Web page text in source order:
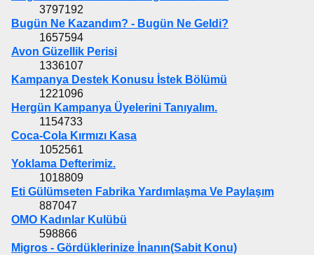
3797192
Bugün Ne Kazandım? - Bugün Ne Geldi?
1657594
Avon Güzellik Perisi
1336107
Kampanya Destek Konusu İstek Bölümü
1221096
Hergün Kampanya Üyelerini Tanıyalım.
1154733
Coca-Cola Kırmızı Kasa
1052561
Yoklama Defterimiz.
1018809
Eti Gülümseten Fabrika Yardımlaşma Ve Paylaşım
887047
OMO Kadınlar Kulübü
598866
Migros - Gördüklerinize İnanın(Sabit Konu)